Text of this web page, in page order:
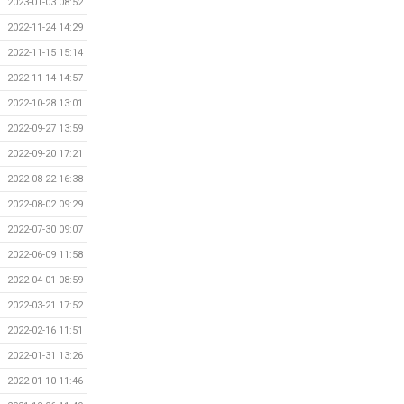
2022-11-24 14:29
2022-11-15 15:14
2022-11-14 14:57
2022-10-28 13:01
2022-09-27 13:59
2022-09-20 17:21
2022-08-22 16:38
2022-08-02 09:29
2022-07-30 09:07
2022-06-09 11:58
2022-04-01 08:59
2022-03-21 17:52
2022-02-16 11:51
2022-01-31 13:26
2022-01-10 11:46